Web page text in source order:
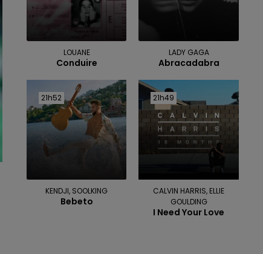
LOUANE
Conduire
LADY GAGA
Abracadabra
21h52
21h52
KENDJI, SOOLKING
Bebeto
21h49
21h49
CALVIN HARRIS, ELLIE
GOULDING
I Need Your Love